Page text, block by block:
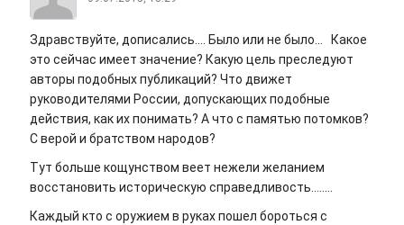
Здравствуйте, дописались.... Было или не было... Какое
это сейчас имеет значение? Какую цель преследуют
авторы подобных публикаций? Что движет
руководителями России, допускающих подобные
действия, как их понимать? А что с памятью потомков?
С верой и братством народов?
Тут больше кощунством веет нежели желанием
восстановить историческую справедливость........
Каждый кто с оружием в руках пошел бороться с